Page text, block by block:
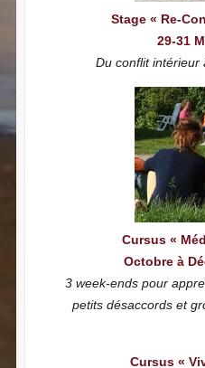
Stage « Re-
29-31
Du conflit intérieur
Cursus «
Octobre à
3 week-ends pour
petits désaccords et
Cursus «